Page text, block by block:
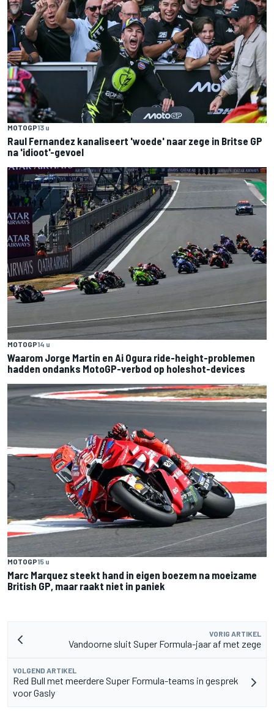
MOTOGP13 u
Raul Fernandez kanaliseert 'woede' naar zege in Britse GP
na 'idioot'-gevoel
MOTOGP14 u
Waarom Jorge Martin en Ai Ogura ride-height-problemen
hadden ondanks MotoGP-verbod op holeshot-devices
MOTOGP15 u
Marc Marquez steekt hand in eigen boezem na moeizame
British GP, maar raakt niet in paniek
VORIG ARTIKEL
Vandoorne sluit Super Formula-jaar af met zege
VOLGEND ARTIKEL
Red Bull met meerdere Super Formula-teams in gesprek
voor Gasly